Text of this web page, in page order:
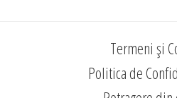
Termeni și
Politica de